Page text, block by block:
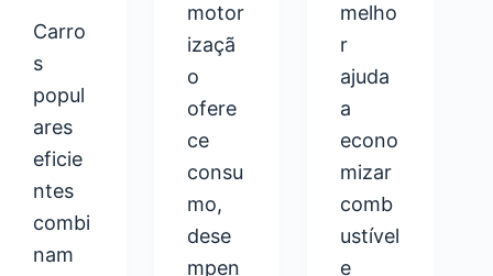
Carro
s
popul
ares
eficie
ntes
combi
nam
motor
izaçã
o
ofere
ce
consu
mo,
dese
mpen
melho
r
ajuda
a
econo
mizar
comb
ustível
e